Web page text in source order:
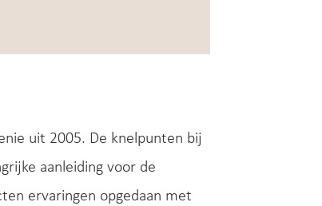
uit 2005. De knelpunten bij
aanleiding voor de
ervaringen opgedaan met